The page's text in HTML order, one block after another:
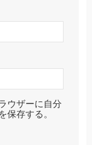
ウザーに自分
保存する。